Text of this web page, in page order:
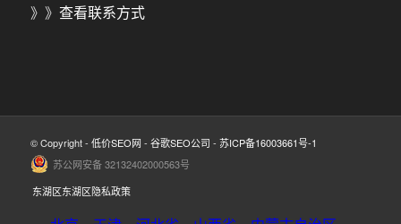
》》 查看联系方式
© Copyright - 低价SEO网 - 谷歌SEO公司 - 苏ICP备16003661号-1
苏公网安备 32132402000563号
东湖区东湖区隐私政策